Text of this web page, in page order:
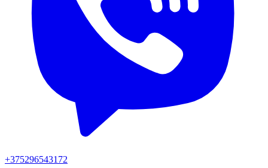
+375296543172